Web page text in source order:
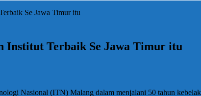
Se Jawa Timur itu
Institut Terbaik Se Jawa Timur itu
Nasional (ITN) Malang dalam menjalani 50 tahun